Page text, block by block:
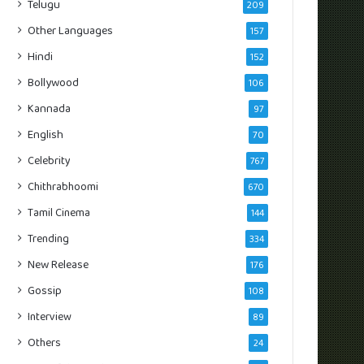
Telugu 209
Other Languages 157
Hindi 152
Bollywood 106
Kannada 97
English 70
Celebrity 767
Chithrabhoomi 670
Tamil Cinema 144
Trending 334
New Release 176
Gossip 108
Interview 89
Others 24